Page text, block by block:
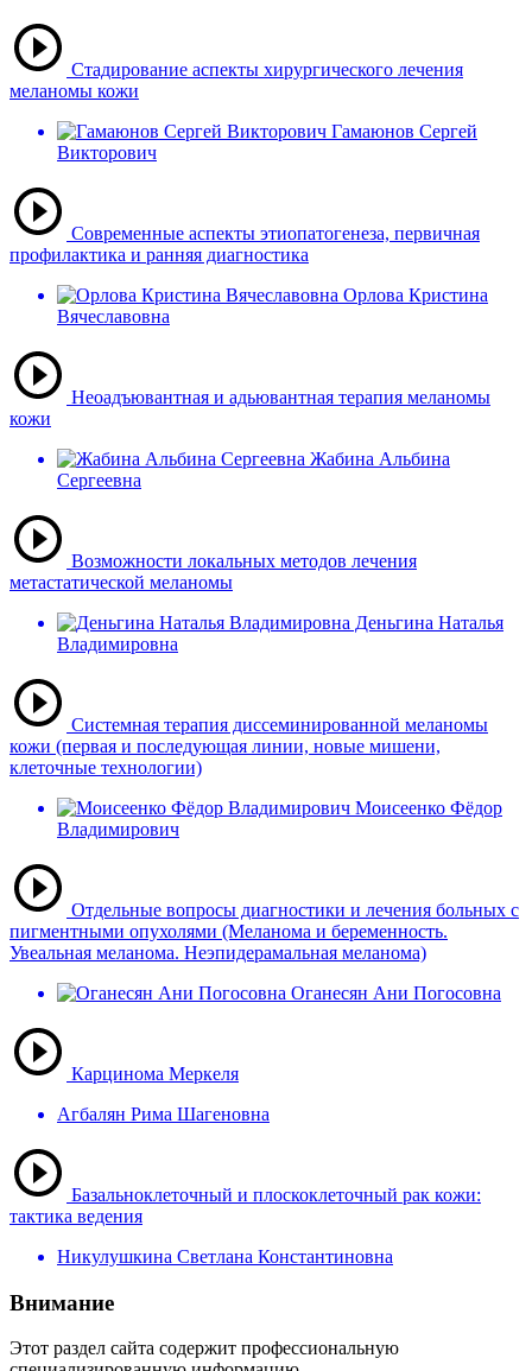
Стадирование аспекты хирургического лечения
меланомы кожи
Гамаюнов Сергей
Викторович
Современные аспекты этиопатогенеза, первичная
профилактика и ранняя диагностика
Орлова Кристина
Вячеславовна
Неоадъювантная и адьювантная терапия меланомы
кожи
Жабина Альбина
Сергеевна
Возможности локальных методов лечения
метастатической меланомы
Деньгина Наталья
Владимировна
Системная терапия диссеминированной меланомы
кожи (первая и последующая линии, новые мишени,
клеточные технологии)
Моисеенко Фёдор
Владимирович
Отдельные вопросы диагностики и лечения больных с
пигментными опухолями (Меланома и беременность.
Увеальная меланома. Неэпидерамальная меланома)
Оганесян Ани Погосовна
Карцинома Меркеля
Агбалян Рима Шагеновна
Базальноклеточный и плоскоклеточный рак кожи:
тактика ведения
Никулушкина Светлана Константиновна
Внимание
Этот раздел сайта содержит профессиональную